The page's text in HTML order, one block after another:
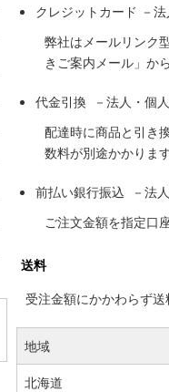
クレジットカード －
弊社はメールリンク
きご案内メール」か
代金引換 －法人・個
配達時に商品と引き
数料が別途かかりま
前払い銀行振込 －法
ご注文金額を指定口
送料
受注金額にかかわらず
地域
北海道